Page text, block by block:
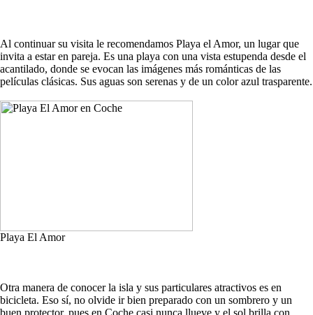
Al continuar su visita le recomendamos Playa el Amor, un lugar que
invita a estar en pareja. Es una playa con una vista estupenda desde el
acantilado, donde se evocan las imágenes más románticas de las
películas clásicas. Sus aguas son serenas y de un color azul trasparente.
Playa El Amor
Otra manera de conocer la isla y sus particulares atractivos es en
bicicleta. Eso sí, no olvide ir bien preparado con un sombrero y un
buen protector, pues en Coche casi nunca llueve y el sol brilla con